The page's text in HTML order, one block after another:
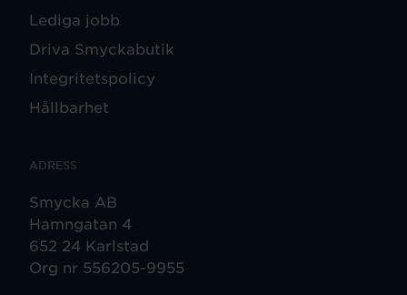
Lediga jobb
Driva Smyckabutik
Integritetspolicy
Hållbarhet
ADRESS
Smycka AB
Hamngatan 4
652 24 Karlstad
Org nr 556205-9955